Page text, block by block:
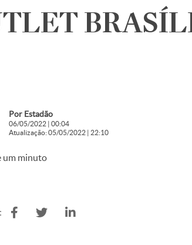
Por Estadão
06/05/2022 | 00:04
Atualização: 05/05/2022 | 22:10
um minuto